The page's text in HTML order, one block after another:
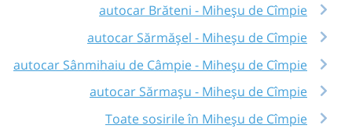
autocar Brăteni - Miheșu de Cîmpie
autocar Sărmășel - Miheșu de Cîmpie
autocar Sânmihaiu de Câmpie - Miheșu de Cîmpie
autocar Sărmașu - Miheșu de Cîmpie
Toate sosirile în Miheșu de Cîmpie